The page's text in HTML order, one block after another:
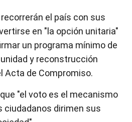
el país con sus
en "la opción unitaria"
un programa mínimo de
y reconstrucción
Acta de Compromiso.
"el voto es el mecanismo
ciudadanos dirimen sus